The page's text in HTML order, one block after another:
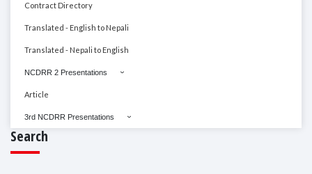
Contract Directory
Translated - English to Nepali
Translated - Nepali to English
NCDRR 2 Presentations
Article
3rd NCDRR Presentations
Search